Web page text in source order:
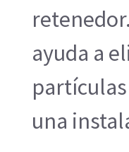
ayuda a
una